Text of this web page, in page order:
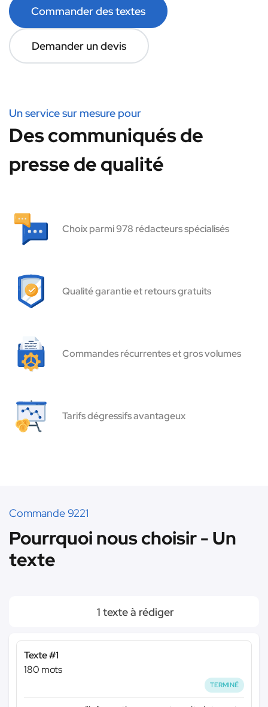
Commander des textes
Demander un devis
Un service sur mesure pour
Des communiqués de
presse de qualité
Choix parmi 978 rédacteurs spécialisés
Qualité garantie et retours gratuits
Commandes récurrentes et gros volumes
Tarifs dégressifs avantageux
Commande 9221
Pourrquoi nous choisir - Un
texte
1 texte à rédiger
Texte #1
180 mots
TERMINÉ